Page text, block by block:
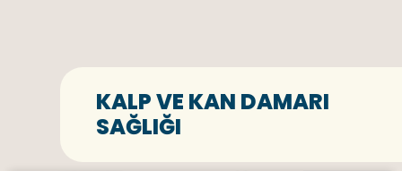
KALP VE KAN DAMARI
SAĞLIĞI